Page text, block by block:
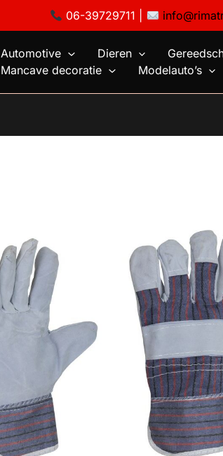
06-39729711 |
Automotive Dieren
Mancave decoratie
Modelauto’s